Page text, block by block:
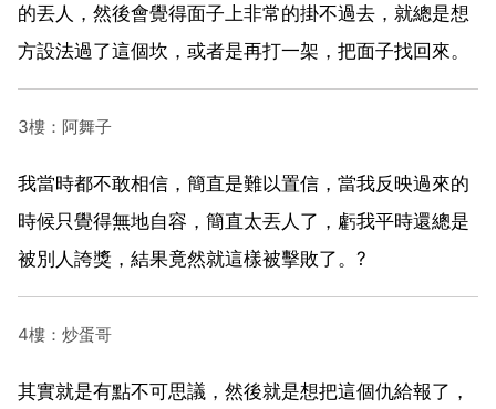
的丟人，然後會覺得面子上非常的掛不過去，就總是想
方設法過了這個坎，或者是再打一架，把面子找回來。
3樓：阿舞子
我當時都不敢相信，簡直是難以置信，當我反映過來的
時候只覺得無地自容，簡直太丟人了，虧我平時還總是
被別人誇獎，結果竟然就這樣被擊敗了。?
4樓：炒蛋哥
其實就是有點不可思議，然後就是想把這個仇給報了，